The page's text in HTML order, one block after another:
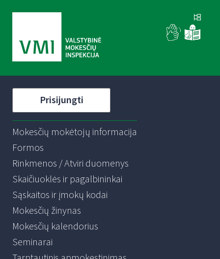
Prisijungti
Mokesčių mokėtojų informacija
Formos
Rinkmenos / Atviri duomenys
Skaičiuoklės ir pagalbininkai
Sąskaitos ir įmokų kodai
Mokesčių žinynas
Mokesčių kalendorius
Seminarai